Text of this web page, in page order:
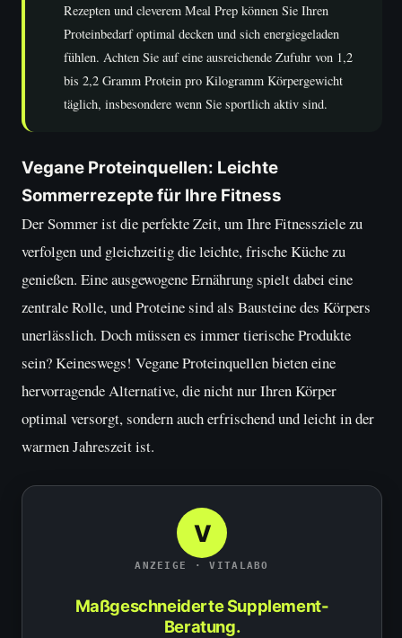
Rezepten und cleverem Meal Prep können Sie Ihren
Proteinbedarf optimal decken und sich energiegeladen
fühlen. Achten Sie auf eine ausreichende Zufuhr von 1,2
bis 2,2 Gramm Protein pro Kilogramm Körpergewicht
täglich, insbesondere wenn Sie sportlich aktiv sind.
Vegane Proteinquellen: Leichte
Sommerrezepte für Ihre Fitness
Der Sommer ist die perfekte Zeit, um Ihre Fitnessziele zu
verfolgen und gleichzeitig die leichte, frische Küche zu
genießen. Eine ausgewogene Ernährung spielt dabei eine
zentrale Rolle, und Proteine sind als Bausteine des Körpers
unerlässlich. Doch müssen es immer tierische Produkte
sein? Keineswegs! Vegane Proteinquellen bieten eine
hervorragende Alternative, die nicht nur Ihren Körper
optimal versorgt, sondern auch erfrischend und leicht in der
warmen Jahreszeit ist.
V
ANZEIGE · VITALABO
Maßgeschneiderte Supplement-
Beratung.